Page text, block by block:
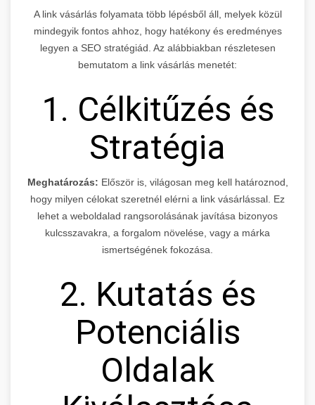
A link vásárlás folyamata több lépésből áll, melyek közül
mindegyik fontos ahhoz, hogy hatékony és eredményes
legyen a SEO stratégiád. Az alábbiakban részletesen
bemutatom a link vásárlás menetét:
1. Célkitűzés és
Stratégia
Meghatározás: Először is, világosan meg kell határoznod,
hogy milyen célokat szeretnél elérni a link vásárlással. Ez
lehet a weboldalad rangsorolásának javítása bizonyos
kulcsszavakra, a forgalom növelése, vagy a márka
ismertségének fokozása.
2. Kutatás és
Potenciális
Oldalak